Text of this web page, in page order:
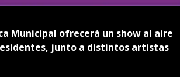
Municipal ofrecerá un show al aire
junto a distintos artistas